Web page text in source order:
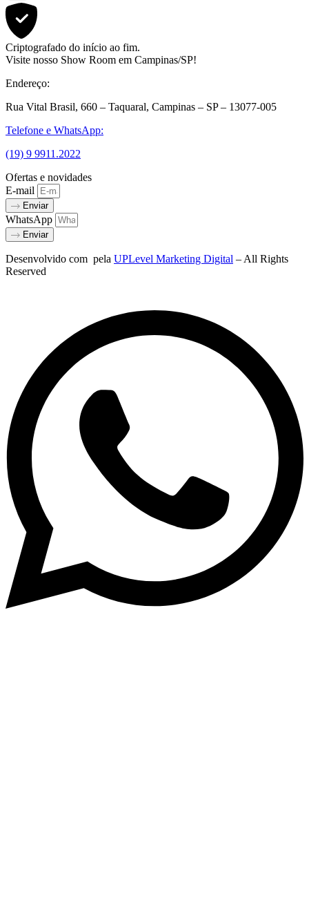
Criptografado do início ao fim.
Visite nosso Show Room em Campinas/SP!
Endereço:
Rua Vital Brasil, 660 – Taquaral, Campinas – SP – 13077-005
Telefone e WhatsApp:
(19) 9 9911.2022
Ofertas e novidades
E-mail
Enviar
WhatsApp
Enviar
Desenvolvido com pela UPLevel Marketing Digital – All Rights
Reserved